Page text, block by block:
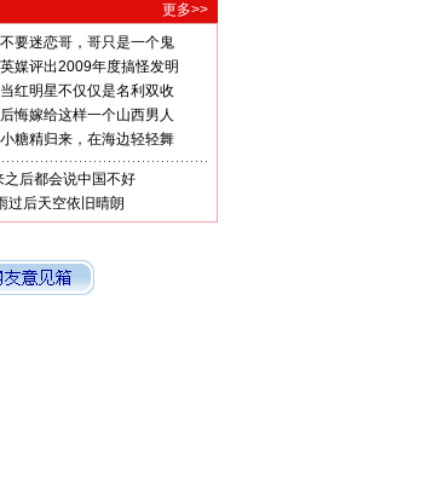
更多>>
不要迷恋哥，哥只是一个鬼
英媒评出2009年度搞怪发明
当红明星不仅仅是名利双收
后悔嫁给这样一个山西男人
小糖精归来，在海边轻轻舞
后都会说中国不好
过后天空依旧晴朗